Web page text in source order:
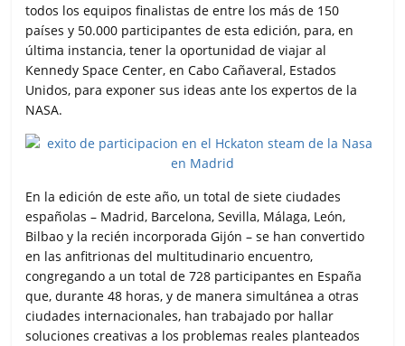
todos los equipos finalistas de entre los más de 150
países y 50.000 participantes de esta edición, para, en
última instancia, tener la oportunidad de viajar al
Kennedy Space Center, en Cabo Cañaveral, Estados
Unidos, para exponer sus ideas ante los expertos de la
NASA.
En la edición de este año, un total de siete ciudades
españolas – Madrid, Barcelona, Sevilla, Málaga, León,
Bilbao y la recién incorporada Gijón – se han convertido
en las anfitrionas del multitudinario encuentro,
congregando a un total de 728 participantes en España
que, durante 48 horas, y de manera simultánea a otras
ciudades internacionales, han trabajado por hallar
soluciones creativas a los problemas reales planteados